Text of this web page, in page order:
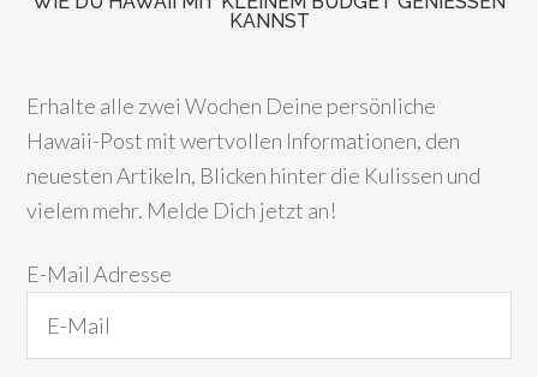
ANNST
Erhalte alle zwei Wochen Deine persönliche
Hawaii-Post mit wertvollen Informationen, den
neuesten Artikeln, Blicken hinter die Kulissen und
vielem mehr. Melde Dich jetzt an!
E-Mail Adresse